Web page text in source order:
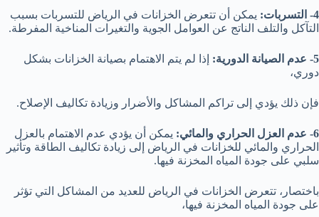
4- التسربات:
يمكن أن تتعرض الخزانات في الرياض للتسربات بسبب
التآكل والتلف الناتج عن العوامل الجوية والتغيرات المناخية المفرطة.
5- عدم الصيانة الدورية:
إذا لم يتم الاهتمام بصيانة الخزانات بشكل
دوري،
فإن ذلك يؤدي إلى تراكم المشاكل والأضرار وزيادة تكاليف الإصلاح.
6- عدم العزل الحراري والمائي:
يمكن أن يؤدي عدم الاهتمام بالعزل
الحراري والمائي للخزانات في الرياض إلى زيادة تكاليف الطاقة وتأثير
سلبي على جودة المياه المخزنة فيها.
باختصار، تتعرض الخزانات في الرياض للعديد من المشاكل التي تؤثر
على جودة المياه المخزنة فيها،